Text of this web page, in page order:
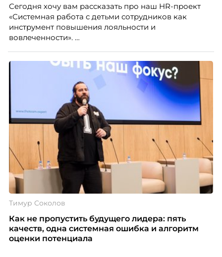
Сегодня хочу вам рассказать про наш HR-проект
«Системная работа с детьми сотрудников как
инструмент повышения лояльности и
вовлеченности».
Тимур Соколов
Как не пропустить будущего лидера: пять
качеств, одна системная ошибка и алгоритм
оценки потенциала